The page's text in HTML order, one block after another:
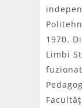
1970.
Limbi